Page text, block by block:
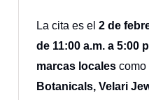
La cita es el 2 de
de 11:00 a.m. a 5:00
marcas locales como
Botanicals, Velari